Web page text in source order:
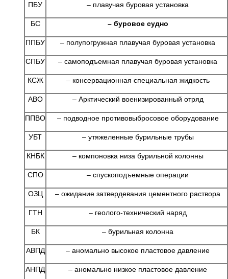
ПБУ – плавучая буровая установка
БС – буровое судно
ППБУ – полупогружная плавучая буровая установка
СПБУ – самоподъемная плавучая буровая установка
КСЖ – консервационная специальная жидкость
АВО – Арктический военизированный отряд
ППВО – подводное противовыбросовое оборудование
УБТ – утяжеленные бурильные трубы
КНБК – компоновка низа бурильной колонны
СПО – спускоподъемные операции
ОЗЦ – ожидание затвердевания цементного раствора
ГТН – геолого-технический наряд
БК – бурильная колонна
АВПД – аномально высокое пластовое давление
АНПД – аномально низкое пластовое давление